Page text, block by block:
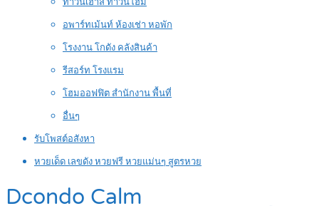
อพาร์ทเม้นท์ ห้องเช่า หอพัก
โรงงาน โกดัง คลังสินค้า
รีสอร์ท โรงแรม
โฮมออฟฟิต สำนักงาน พื้นที่
อื่นๆ
รับโพสต์อสังหา
หวยเด็ด เลขดัง หวยฟรี หวยแม่นๆ สูตรหวย
Dcondo Calm